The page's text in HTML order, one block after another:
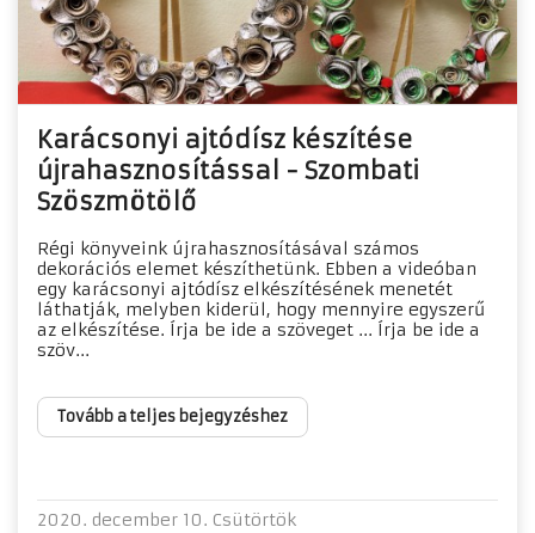
Karácsonyi ajtódísz készítése
újrahasznosítással - Szombati
Szöszmötölő
Régi könyveink újrahasznosításával számos
dekorációs elemet készíthetünk. Ebben a videóban
egy karácsonyi ajtódísz elkészítésének menetét
láthatják, melyben kiderül, hogy mennyire egyszerű
az elkészítése. Írja be ide a szöveget ... Írja be ide a
szöv...
Tovább a teljes bejegyzéshez
2020. december 10. Csütörtök